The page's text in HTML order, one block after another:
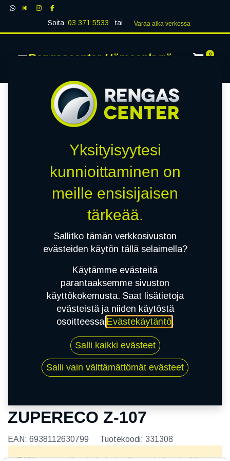
Soita 03 371 5533 tai Varaa aika verk​​​​ossa
Rengascenter Hämeenkyrö 0
165/80R13 83T WESTLAKE ZUPERECO Z-107
ZUPERECO Z-107
EAN: 6938112630799 Tuotekoodi: 331308
Yksityisyytesi
kunnioittaminen on
meille ensisijaisen
tärkeää.
Sallitko tämän verkkosivuston
evästeiden käytön tällä selaimella?
Käytämme evästeitä
parantaaksemme sivuston
käyttökokemusta. Saat lisätietoja
evästeistä ja niiden käytöstä
osoitteessa Evästekäytäntö.
Salli kaikki evästeet
Salli vain välttämättömät evästeet